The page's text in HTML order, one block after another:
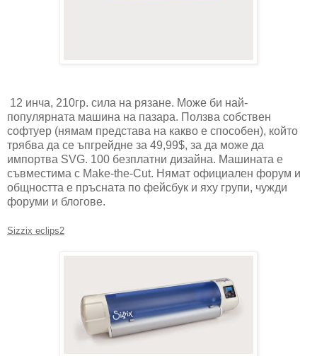
12 инча, 210гр. сила на рязане. Може би най-
популярната машина на пазара. Ползва собствен
софтуер (нямам представа на какво е способен), който
трябва да се ъпгрейдне за 49,99$, за да може да
импортва SVG. 100 безплатни дизайна. Машината е
съвместима с Make-the-Cut. Нямат официален форум и
общността е пръсната по фейсбук и яху групи, чужди
форуми и блогове.
Sizzix eclips2